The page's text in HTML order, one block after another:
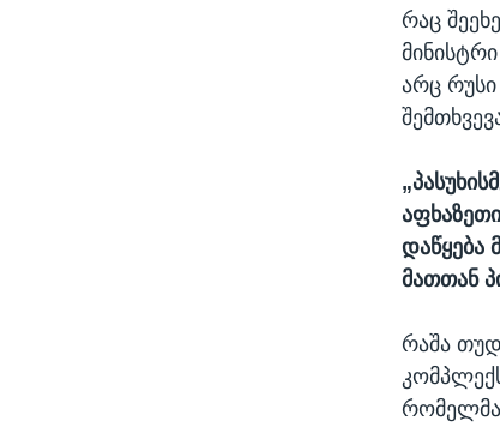
რაც
არც რუსი
დაწყება
მათთან
რაშა